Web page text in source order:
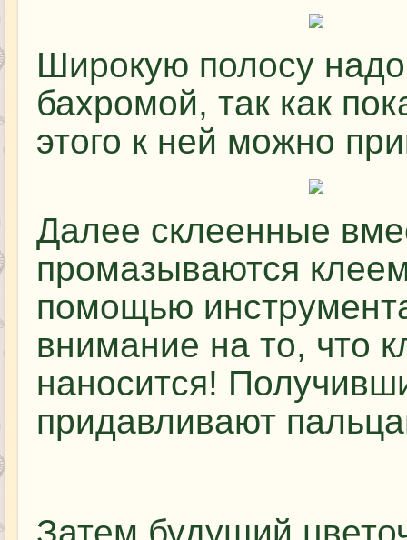
Широкую полосу
бахромой, так как
этого к ней можно
Далее склеенные
промазываются
помощью
внимание на то, что
наносится!
придавливают